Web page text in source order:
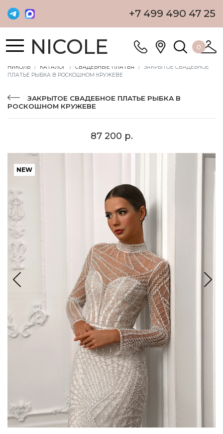
+7 499 490 47 25
NICOLE 0
НИКОЛЬ КАТАЛОГ СВАДЕБНЫЕ ПЛАТЬЯ
ЗАКРЫТОЕ СВАДЕБНОЕ
ПЛАТЬЕ РЫБКА В РОСКОШНОМ КРУЖЕВЕ
ЗАКРЫТОЕ СВАДЕБНОЕ ПЛАТЬЕ РЫБКА В
РОСКОШНОМ КРУЖЕВЕ
87 200 р.
NEW